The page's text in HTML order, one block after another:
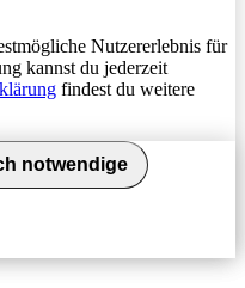
Nutzererlebnis für
kannst du jederzeit
findest du weitere
notwendige